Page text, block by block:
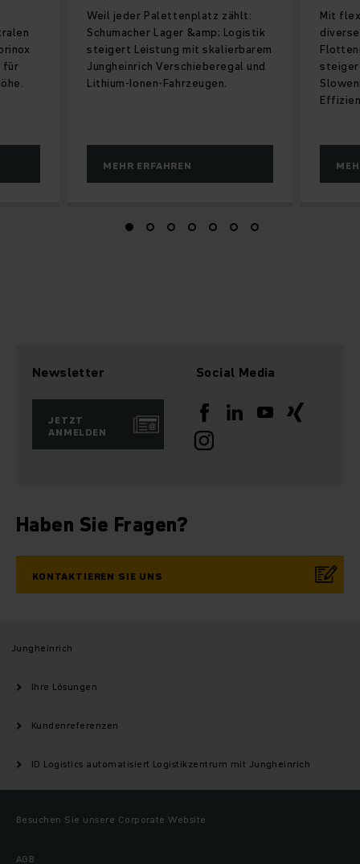
Weil jeder Palettenplatz zählt:
Schumacher Lager &amp; Logistik
steigert Leistung mit skalierbarem
Jungheinrich Verschieberegal und
Lithium-Ionen-Fahrzeugen.
MEHR ERFAHREN
Mit
für
Newsletter
JETZT
ANMELDEN
Social Media
Haben Sie Fragen?
KONTAKTIEREN SIE UNS
Jungheinrich
Ihre Lösungen
Kundenreferenzen
ID Logistics automatisiert Logistikzentrum mit Jungheinrich
Besuchen Sie unsere Corporate Website
AGB